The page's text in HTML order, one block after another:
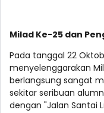
Milad Ke-25 dan
Pada tanggal 22
menyelenggarakan
berlangsung sangat
sekitar seribuan
dengan "Jalan Santai